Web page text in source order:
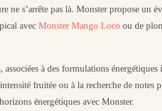
ne s’arrête pas là. Monster propose un
avecMonster Mango Loco ou de
à des formulations énergétiques
fruitée ou à la recherche de notes
énergétiques avec Monster.